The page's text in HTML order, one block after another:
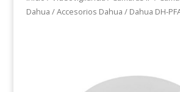
Dahua /Accesorios Dahua / Dahua DH-